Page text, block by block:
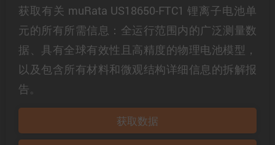
获取有关 muRata US18650-FTC1 锂离子电池单
元的所有所需信息：全运行范围内的广泛测量数
据、具有全球有效性且高精度的物理电池模型，
以及包含所有材料和微观结构详细信息的拆解报
告。
获取数据